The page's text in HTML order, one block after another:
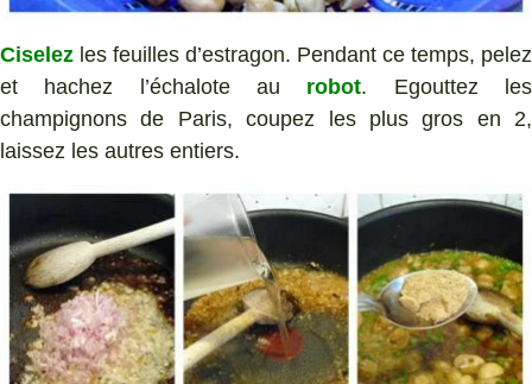
Ciselez les feuilles d’estragon. Pendant ce temps, pelez
et hachez l’échalote au robot. Egouttez les
champignons de Paris, coupez les plus gros en 2,
laissez les autres entiers.